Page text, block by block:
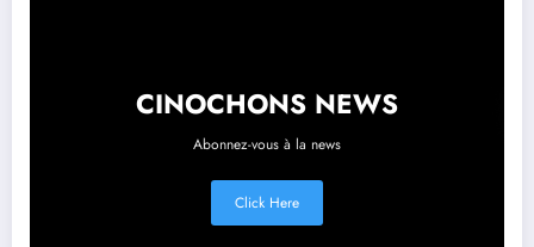
CINOCHONS NEWS
Abonnez-vous à la news
Click Here